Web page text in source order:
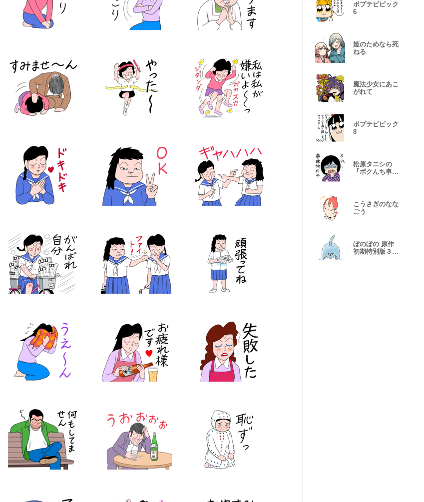
ポプテピピック
6
姫のためなら死
ねる
魔法少女にあこ
がれて
ポプテピピック
8
松原タニシの
『ボクんち事故
こうさぎのなな
ごう
ぼのぼの 原作
初期特別版３